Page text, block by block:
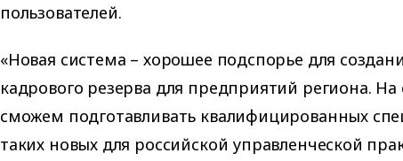
пользователей.
«Новая система – хорошее подспорье для
кадрового резерва для предприятий региона.
сможем подготавливать квалифицированных
таких новых для российской управленческой